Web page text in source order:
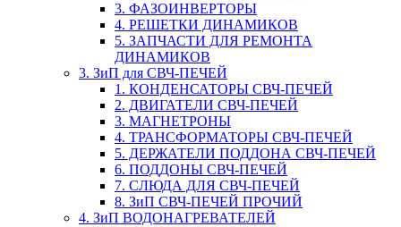
3. ФАЗОИНВЕРТОРЫ
4. РЕШЕТКИ ДИНАМИКОВ
5. ЗАПЧАСТИ ДЛЯ РЕМОНТА
ДИНАМИКОВ
3. ЗиП для СВЧ-ПЕЧЕЙ
1. КОНДЕНСАТОРЫ СВЧ-ПЕЧЕЙ
2. ДВИГАТЕЛИ СВЧ-ПЕЧЕЙ
3. МАГНЕТРОНЫ
4. ТРАНСФОРМАТОРЫ СВЧ-ПЕЧЕЙ
5. ДЕРЖАТЕЛИ ПОДДОНА СВЧ-ПЕЧЕЙ
6. ПОДДОНЫ СВЧ-ПЕЧЕЙ
7. СЛЮДА ДЛЯ СВЧ-ПЕЧЕЙ
8. ЗиП СВЧ-ПЕЧЕЙ ПРОЧИЙ
4. ЗиП ВОДОНАГРЕВАТЕЛЕЙ